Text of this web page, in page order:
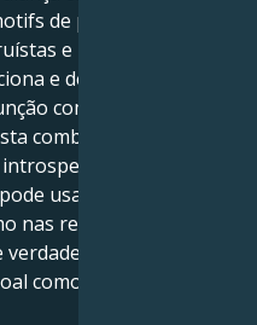
de perfeccionismo
e idealismo. Têm a
e de fornecer
com a harmonia.
combinação ajuda a
e com
usar habilmente a
nas relações, para
como na sua